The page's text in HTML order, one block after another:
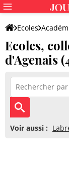
Ecoles
Ecoles,
d'Agenais
Voir aussi :